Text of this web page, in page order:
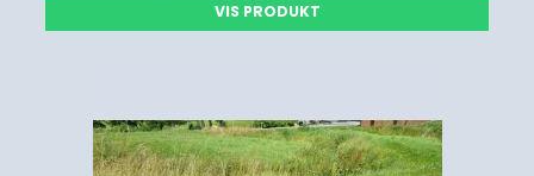
VIS PRODUKT